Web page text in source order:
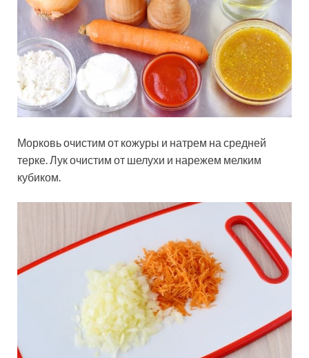
Морковь очистим от кожуры и натрем на средней
терке. Лук очистим от шелухи и нарежем мелким
кубиком.